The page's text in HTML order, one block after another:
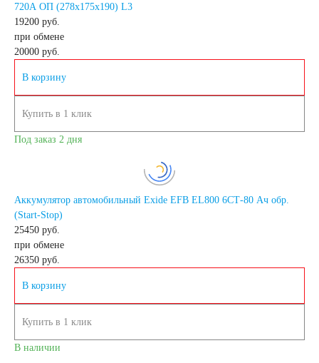
720A ОП (278х175х190) L3
19200 руб.
при обмене
20000 руб.
В корзину
Купить в 1 клик
Под заказ 2 дня
Аккумулятор автомобильный Exide EFB EL800 6СТ-80 Ач обр.
(Start-Stop)
25450 руб.
при обмене
26350 руб.
В корзину
Купить в 1 клик
В наличии